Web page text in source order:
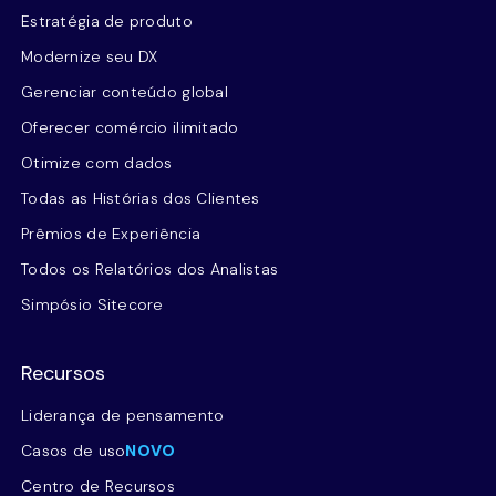
Estratégia de produto
Modernize seu DX
Gerenciar conteúdo global
Oferecer comércio ilimitado
Otimize com dados
Todas as Histórias dos Clientes
Prêmios de Experiência
Todos os Relatórios dos Analistas
Simpósio Sitecore
Recursos
Liderança de pensamento
Casos de usoNOVO
Centro de Recursos